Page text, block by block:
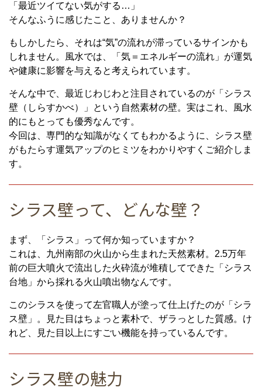
「最近ツイてない気がする…」
そんなふうに感じたこと、ありませんか？
もしかしたら、それは“気”の流れが滞っているサインかも
しれません。風水では、「気＝エネルギーの流れ」が運気
や健康に影響を与えると考えられています。
そんな中で、最近じわじわと注目されているのが「シラス
壁（しらすかべ）」という自然素材の壁。実はこれ、風水
的にもとっても優秀なんです。
今回は、専門的な知識がなくてもわかるように、シラス壁
がもたらす運気アップのヒミツをわかりやすくご紹介しま
す。
シラス壁って、どんな壁？
まず、「シラス」って何か知っていますか？
これは、九州南部の火山から生まれた天然素材。2.5万年
前の巨大噴火で流出した火砕流が堆積してできた「シラス
台地」から採れる火山噴出物なんです。
このシラスを使って左官職人が塗って仕上げたのが「シラ
ス壁」。見た目はちょっと素朴で、ザラっとした質感。け
れど、見た目以上にすごい機能を持っているんです。
シラス壁の魅力